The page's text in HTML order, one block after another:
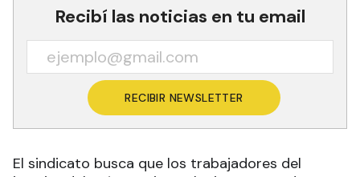
Recibí las noticias en tu email
RECIBIR NEWSLETTER
El sindicato busca que los trabajadores del